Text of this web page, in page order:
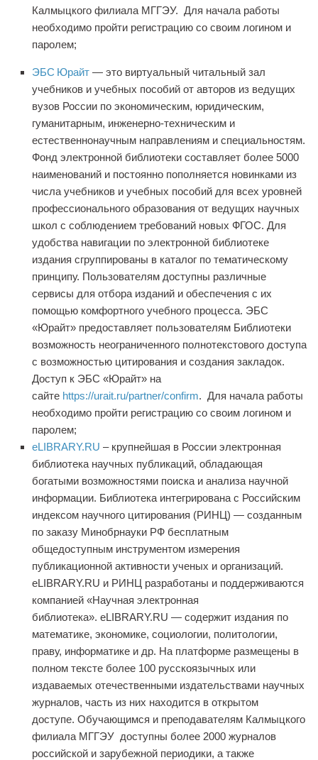
Калмыцкого филиала МГГЭУ. Для начала работы
необходимо пройти регистрацию со своим логином и
паролем;
ЭБС Юрайт — это виртуальный читальный зал
учебников и учебных пособий от авторов из ведущих
вузов России по экономическим, юридическим,
гуманитарным, инженерно-техническим и
естественнонаучным направлениям и специальностям.
Фонд электронной библиотеки составляет более 5000
наименований и постоянно пополняется новинками из
числа учебников и учебных пособий для всех уровней
профессионального образования от ведущих научных
школ с соблюдением требований новых ФГОС. Для
удобства навигации по электронной библиотеке
издания сгруппированы в каталог по тематическому
принципу. Пользователям доступны различные
сервисы для отбора изданий и обеспечения с их
помощью комфортного учебного процесса. ЭБС
«Юрайт» предоставляет пользователям Библиотеки
возможность неограниченного полнотекстового доступа
с возможностью цитирования и создания закладок.
Доступ к ЭБС «Юрайт» на
сайте https://urait.ru/partner/confirm. Для начала работы
необходимо пройти регистрацию со своим логином и
паролем;
eLIBRARY.RU –крупнейшая в России электронная
библиотека научных публикаций, обладающая
богатыми возможностями поиска и анализа научной
информации. Библиотека интегрирована с Российским
индексом научного цитирования (РИНЦ) — созданным
по заказу Минобрнауки РФ бесплатным
общедоступным инструментом измерения
публикационной активности ученых и организаций.
eLIBRARY.RU и РИНЦ разработаны и поддерживаются
компанией «Научная электронная
библиотека». eLIBRARY.RU — содержит издания по
математике, экономике, социологии, политологии,
праву, информатике и др. На платформе размещены в
полном тексте более 100 русскоязычных или
издаваемых отечественными издательствами научных
журналов, часть из них находится в открытом
доступе. Обучающимся и преподавателям Калмыцкого
филиала МГГЭУ доступны более 2000 журналов
российской и зарубежной периодики, а также